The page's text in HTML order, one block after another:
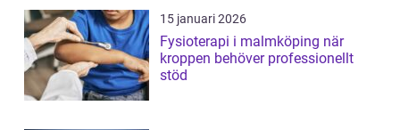
15 januari 2026
Fysioterapi i malmköping när
kroppen behöver professionellt
stöd